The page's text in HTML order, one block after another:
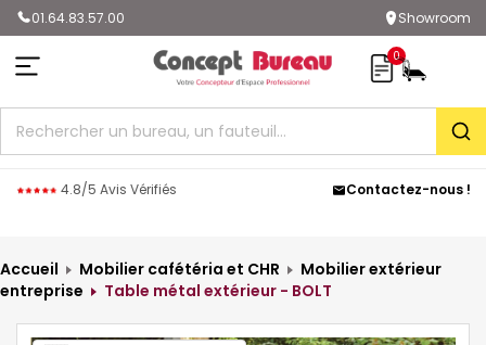
01.64.83.57.00 Showroom
0
4.8/5 Avis Vérifiés Contactez-nous !
Accueil Mobilier cafétéria et CHR
Mobilier extérieur
entreprise
Table métal extérieur - BOLT